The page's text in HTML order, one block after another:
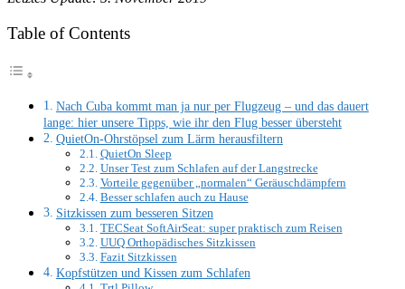
Table of Contents
Nach Cuba kommt man ja nur per Flugzeug – und das dauert
lange: hier unsere Tipps, wie ihr den Flug besser übersteht
QuietOn-Ohrstöpsel zum Lärm herausfiltern
QuietOn Sleep
Unser Test zum Schlafen auf der Langstrecke
Vorteile gegenüber „normalen“ Geräuschdämpfern
Besser schlafen auch zu Hause
Sitzkissen zum besseren Sitzen
TECSeat SoftAirSeat: super praktisch zum Reisen
UUQ Orthopädisches Sitzkissen
Fazit Sitzkissen
Kopfstützen und Kissen zum Schlafen